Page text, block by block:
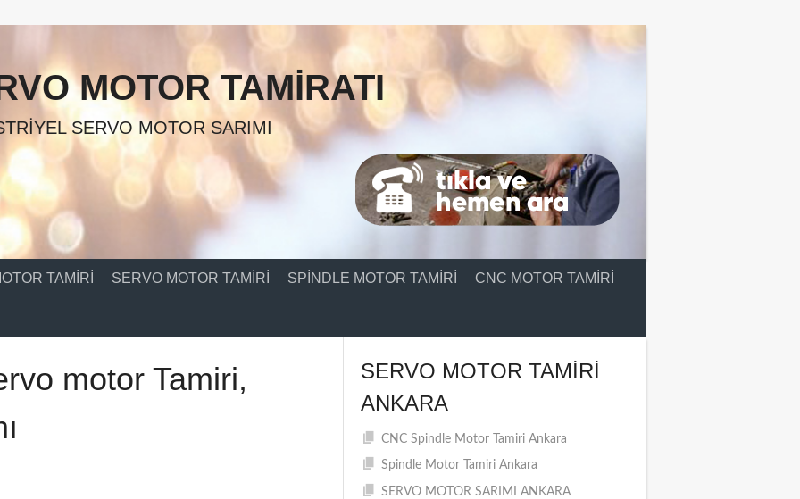
MOTOR TAMIRATI
SERVO MOTOR SARIMI
TAMIRI SERVO MOTOR TAMIRI SPINDLE MOTOR TAMIRI CNC MOTOR TAMIRI
motor Tamiri,
SERVO MOTOR TAMIRI
ANKARA
CNC Spindle Motor Tamiri Ankara
Spindle Motor Tamiri Ankara
SERVO MOTOR SARIMI ANKARA